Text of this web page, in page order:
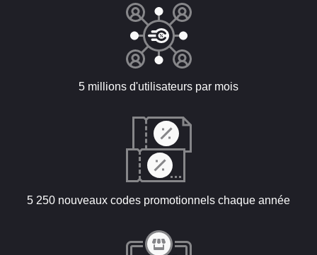
5 millions d'utilisateurs par mois
5 250 nouveaux codes promotionnels chaque année